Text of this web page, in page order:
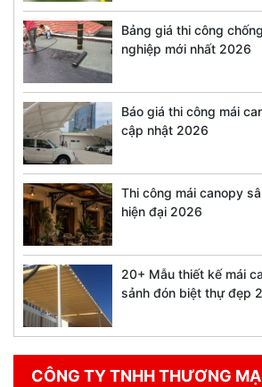
Bảng giá thi công
nghiệp mới nhất 2026
Báo giá thi công mái
cập nhật 2026
Thi công mái canopy
hiện đại 2026
20+ Mẫu thiết kế mái
sảnh đón biệt thự đẹp
CÔNG TY TNHH THƯƠNG